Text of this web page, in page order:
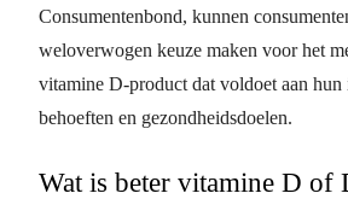
Consumentenbond, kunnen
weloverwogen keuze maken voor het
vitamine D-product dat voldoet aan
behoeften en gezondheidsdoelen.
Wat is beter vitamine D of